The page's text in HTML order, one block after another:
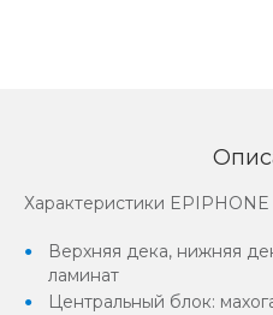
Характеристики EPIPHONE
Верхняя дека, нижняя
ламинат
Центральный блок: